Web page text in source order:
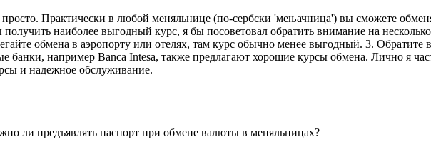
Практически в любой меняльнице (по-сербски 'мењачница') вы сможете
наиболее выгодный курс, я бы посоветовал обратить внимание на
обмена в аэропорту или отелях, там курс обычно менее выгодный. 3.
например Banca Intesa, также предлагают хорошие курсы обмена. Лично я
и надежное обслуживание.
ли предъявлять паспорт при обмене валюты в меняльницах?